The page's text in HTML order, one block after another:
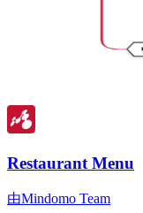
Restaurant Menu
由Mindomo Team